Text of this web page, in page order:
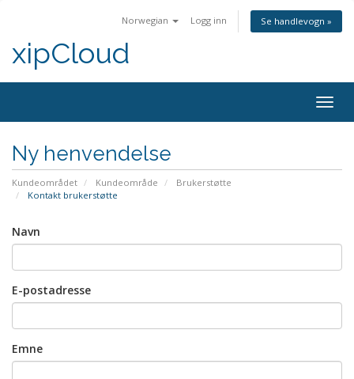
Norwegian Logg inn Se handlevogn »
xipCloud
Bytt
Ny henvendelse
Kundeområdet Kundeområde
Brukerstøtte
Kontakt brukerstøtte
Navn
E-postadresse
Emne